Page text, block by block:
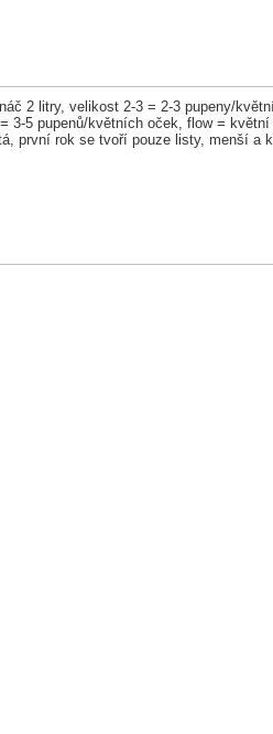
2 litry, velikost 2-3 = 2-3 pupeny/
5 pupenů/květních oček, flow =
první rok se tvoří pouze listy, menší a